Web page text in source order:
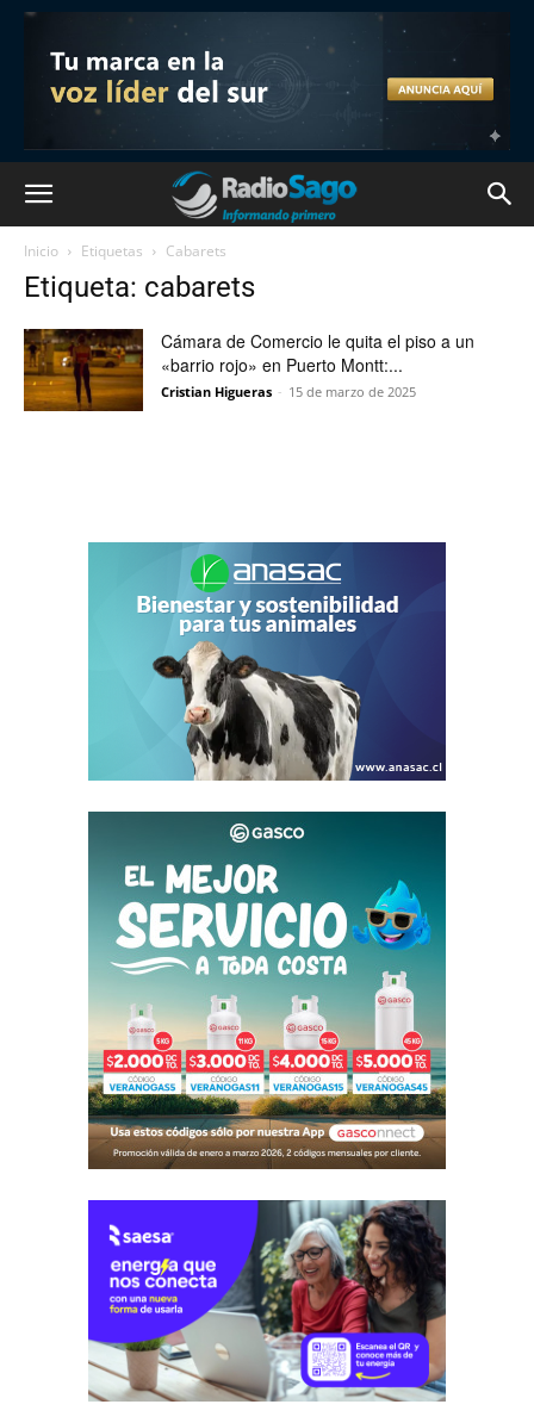
Inicio Etiquetas Cabarets
Etiqueta: cabarets
Cámara de Comercio le quita el piso a un
«barrio rojo» en Puerto Montt:...
Cristian Higueras - 15 de marzo de 2025